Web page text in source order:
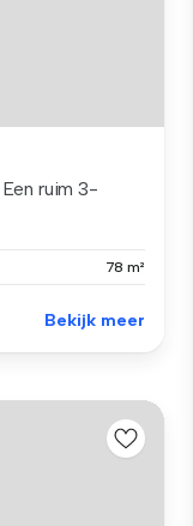
ruim 3-
78 m²
Bekijk meer